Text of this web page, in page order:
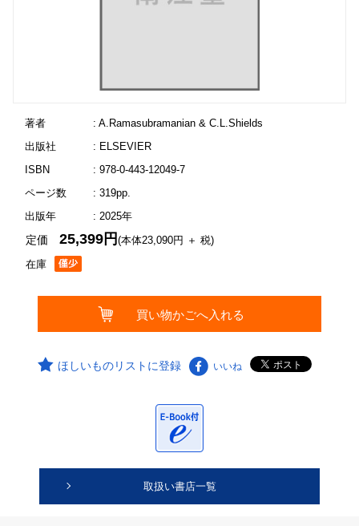
著者
: A.Ramasubramanian & C.L.Shields
出版社
: ELSEVIER
ISBN
: 978-0-443-12049-7
ページ数
: 319pp.
出版年
: 2025年
在庫
定価25,399円(本体23,090円 ＋ 税)
ほしいものリストに登録 いいね
取扱い書店一覧